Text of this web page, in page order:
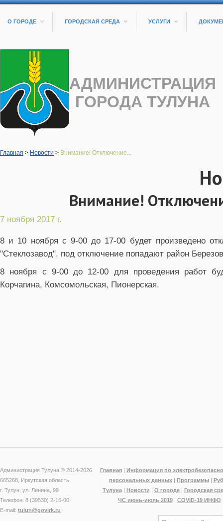
О ГОРОДЕ ГОРОДСКАЯ СРЕДА УСЛУГИ
АДМИНИСТРАЦИЯ
ГОРОДА ТУЛУНА
Главная > Новости > Внимание! Отключение...
Внимание!
7 ноября 2017 г.
8 и 10 ноября с 9-00 до 17-00 будет произведено
"Стеклозавод", под отключение попадают район
8 ноября с 9-00 до 12-00 для проведения работ
Корчагина, Комсомольская, Пионерская.
Администрация Тулуна © 2014-2026
665268, Иркутская область,
г. Тулун, ул. Ленина, 99
Телефон: 8 (39530) 2-16-00,
E-mail: tulun@govirk.ru
Главная| Информация по
персональных данных| Программы|
Тулуна| Новости | О городе| Городская
ЧС июнь-июль 2019| COVID-19 ИНФО